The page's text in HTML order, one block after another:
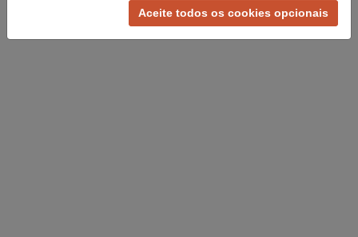
Aceite todos os cookies opcionais